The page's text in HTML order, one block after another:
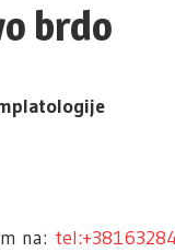
Portal
brdo
na: